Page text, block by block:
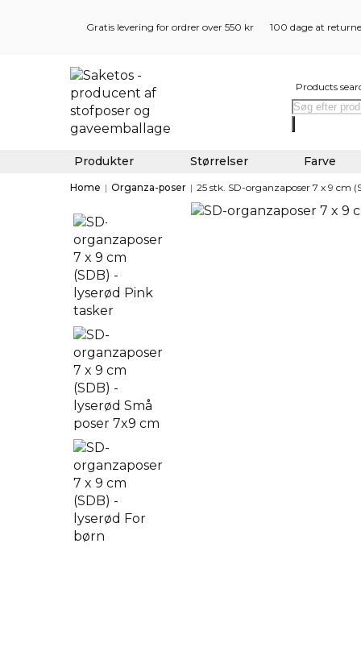
Gratis levering for ordrer over 550 kr 100 dage at
Products
Produkter Størrelser Farve
Home | Organza-poser | 25 stk. SD-organzaposer 7 x 9 cm